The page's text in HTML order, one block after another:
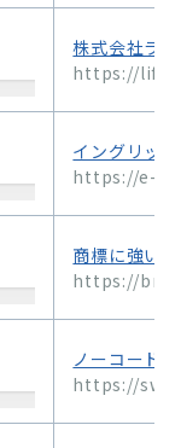
株式会社ラ
https://
イングリッ
https://e-
商標に強い
https://
ノーコード
https://